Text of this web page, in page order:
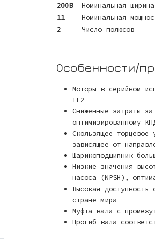
200B
Номинальная
11
Номинальная
2
Число полюсов
Особенности/
Моторы в серийном
IE2
Сниженные затраты
оптимизированному
Скользящее торцевое
зависящее от
Шарикоподшипник
Низкие значения
насоса (NPSH),
Высокая
стране мира
Муфта вала с
Прогиб вала